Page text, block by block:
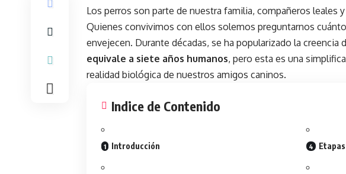
Los perros son parte de nuestra familia, compañeros leales
Quienes convivimos con ellos solemos preguntarnos
envejecen. Durante décadas, se ha popularizado la creencia
equivale a siete años humanos, pero esta es una
realidad biológica de nuestros amigos caninos.
Indice de Contenido
Introducción